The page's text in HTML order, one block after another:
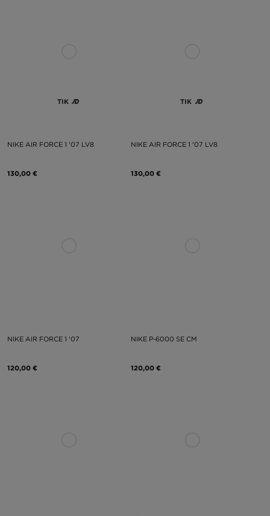
TIK
NIKE AIR FORCE 1 '07 LV8
130,00 €
TIK
NIKE AIR FORCE 1 '07 LV8
130,00 €
NIKE AIR FORCE 1 '07
120,00 €
NIKE P-6000 SE CM
120,00 €